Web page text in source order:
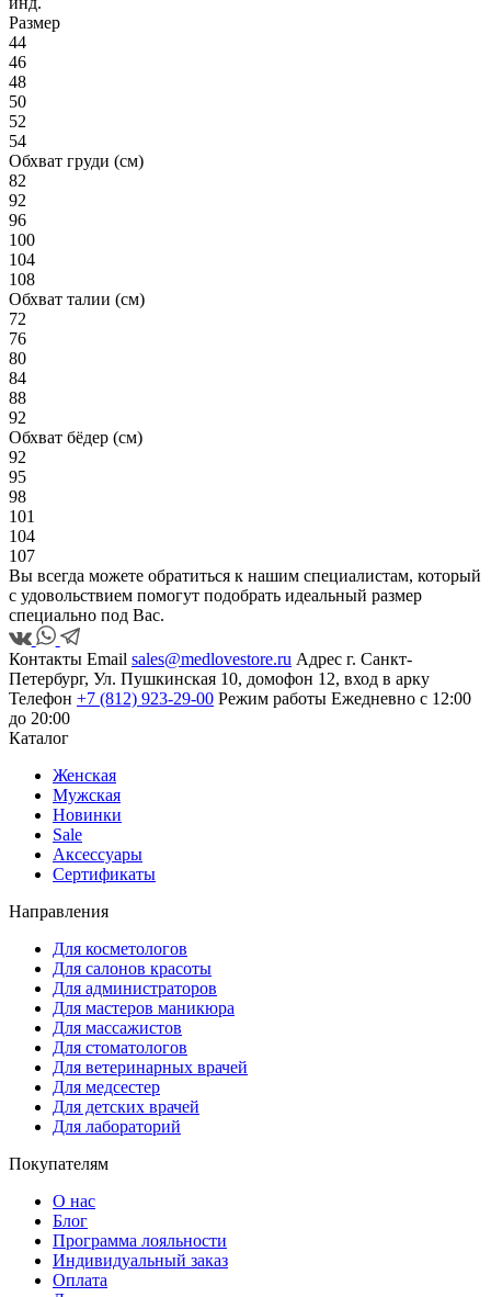
Размер
44
46
48
50
52
54
Обхват груди (см)
82
92
96
100
104
108
Обхват талии (см)
72
76
80
84
88
92
Обхват бёдер (см)
92
95
98
101
104
107
Вы всегда можете обратиться к нашим специалистам, который
с удовольствием помогут подобрать идеальный размер
специально под Вас.
Контакты Email sales@medlovestore.ru Адрес г. Санкт-
Петербург, Ул. Пушкинская 10, домофон 12, вход в арку
Телефон +7 (812) 923-29-00 Режим работы Ежедневно с 12:00
до 20:00
Каталог
Женская
Мужская
Новинки
Sale
Аксессуары
Сертификаты
Направления
Для косметологов
Для салонов красоты
Для администраторов
Для мастеров маникюра
Для массажистов
Для стоматологов
Для ветеринарных врачей
Для медсестер
Для детских врачей
Для лабораторий
Покупателям
О нас
Блог
Программа лояльности
Индивидуальный заказ
Оплата